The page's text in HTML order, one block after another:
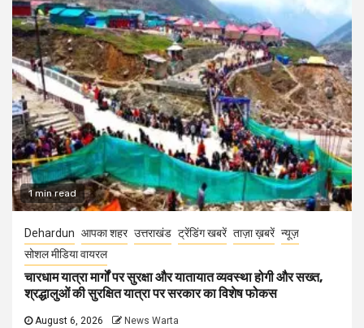
1 min read
Dehardun आपका शहर उत्तराखंड ट्रेंडिंग खबरें ताज़ा ख़बरें न्यूज़
सोशल मीडिया वायरल
चारधाम यात्रा मार्गों पर सुरक्षा और यातायात व्यवस्था होगी और सख्त,
श्रद्धालुओं की सुरक्षित यात्रा पर सरकार का विशेष फोकस
August 6, 2026 News Warta